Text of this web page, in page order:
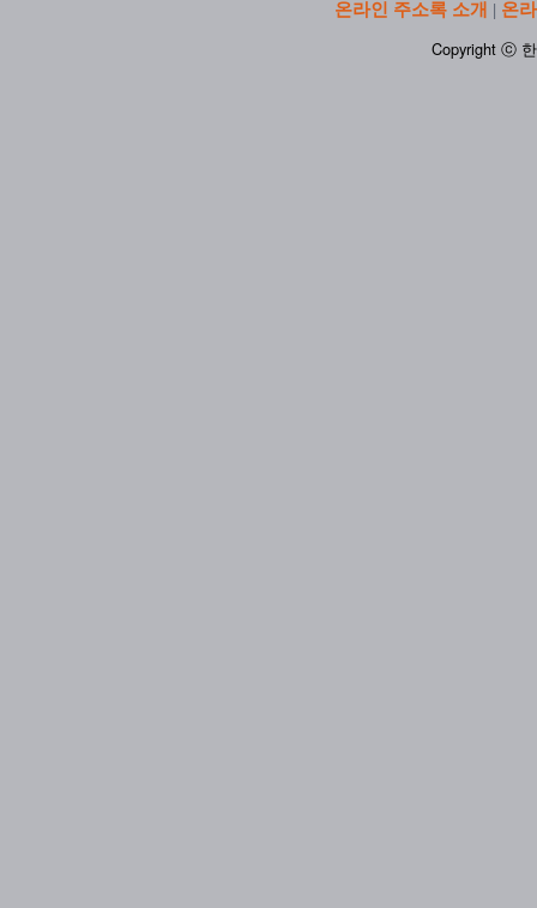
온라인 주소록 소개 | 온
Copyright ⓒ